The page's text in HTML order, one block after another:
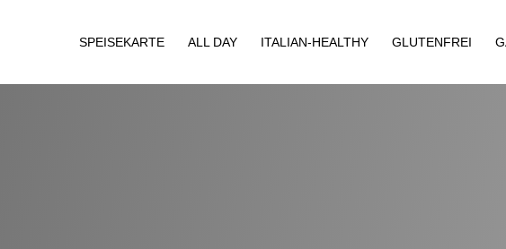
SPEISEKARTE ALL DAY ITALIAN-HEALTHY GLUTENFREI